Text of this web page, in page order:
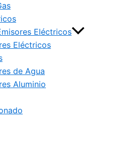
Eléctricos
Eléctricos
de Agua
Aluminio